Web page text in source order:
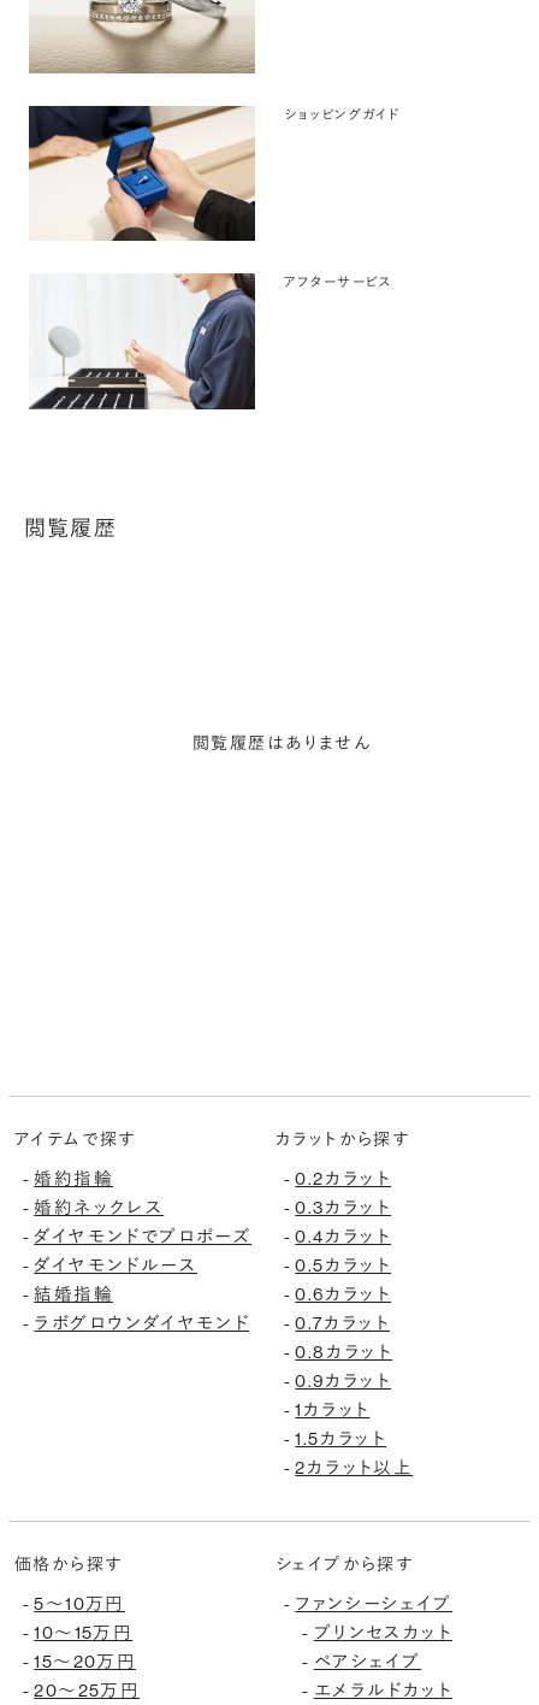
ショッピングガイド
アフターサービス
閲覧履歴
閲覧履歴はありません
アイテムで探す
-婚約指輪
-婚約ネックレス
-ダイヤモンドでプロポーズ
-ダイヤモンドルース
-結婚指輪
- ラボグロウンダイヤモンド
カラットから探す
-0.2カラット
-0.3カラット
-0.4カラット
-0.5カラット
-0.6カラット
-0.7カラット
-0.8カラット
-0.9カラット
-1カラット
-1.5カラット
-2カラット以上
価格から探す
-5〜10万円
-10〜15万円
-15〜20万円
-20〜25万円
シェイプから探す
- ファンシーシェイプ
- プリンセスカット
- ペアシェイプ
- エメラルドカット